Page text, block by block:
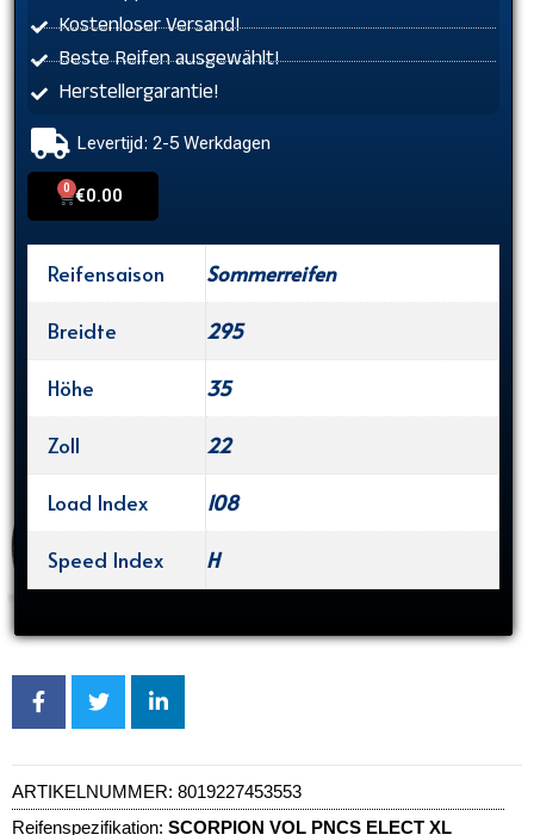
Kostenloser Versand!
Beste Reifen ausgewählt!
Herstellergarantie!
Levertijd: 2-5 Werkdagen
€0.00
0
Cart
Reifensaison
Sommerreifen
Breidte
295
Höhe
35
Zoll
22
Load Index
108
Speed Index
H
ARTIKELNUMMER: 8019227453553
Reifenspezifikation: SCORPION VOL PNCS ELECT XL